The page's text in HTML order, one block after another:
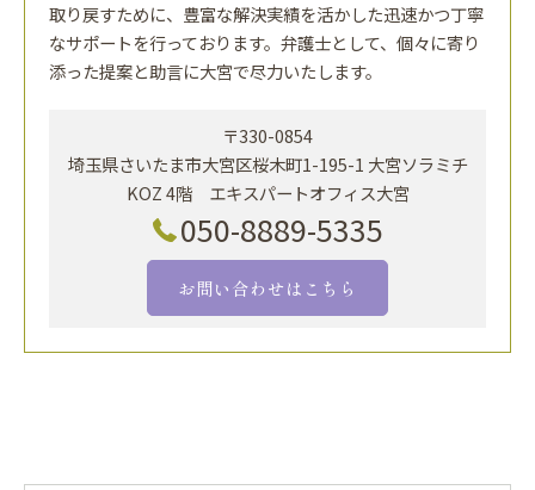
取り戻すために、豊富な解決実績を活かした迅速かつ丁寧
なサポートを行っております。弁護士として、個々に寄り
添った提案と助言に大宮で尽力いたします。
〒330-0854
埼玉県さいたま市大宮区桜木町1-195-1 大宮ソラミチ
KOZ 4階 エキスパートオフィス大宮
050-8889-5335
お問い合わせはこちら